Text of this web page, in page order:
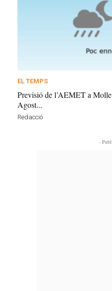
EL TEMPS
Previsió de l’AEMET a
Agost...
Redacció
-